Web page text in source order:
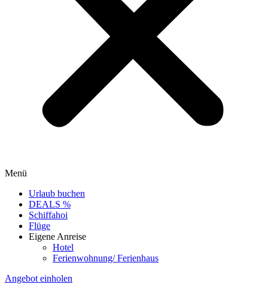
Menü
Urlaub buchen
DEALS %
Schiffahoi
Flüge
Eigene Anreise
Hotel
Ferienwohnung/ Ferienhaus
Angebot einholen